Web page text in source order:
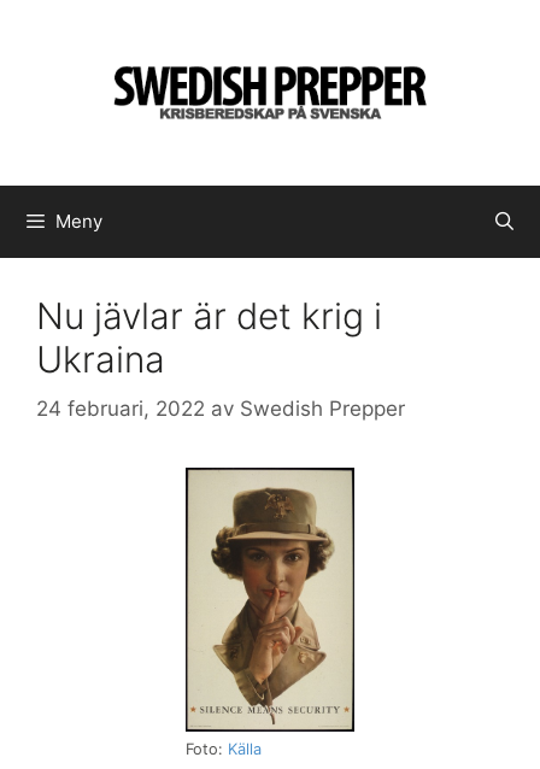
Meny
Nu jävlar är det krig i
Ukraina
24 februari, 2022 av Swedish Prepper
Foto: Källa